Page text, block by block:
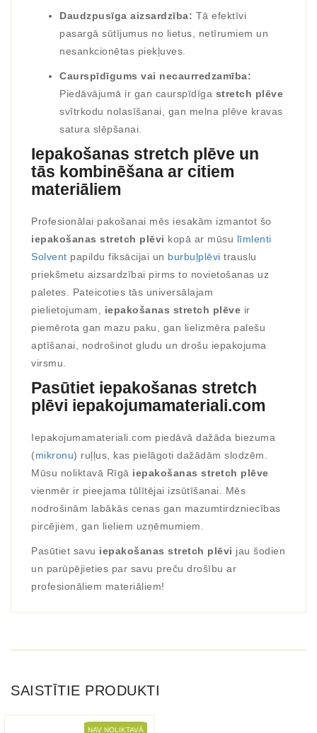
Daudzpusīga aizsardzība: Tā efektīvi
pasargā sūtījumus no lietus, netīrumiem un
nesankcionētas piekļuves.
Caurspīdīgums vai necaurredzamība:
Piedāvājumā ir gan caurspīdīga stretch plēve
svītrkodu nolasīšanai, gan melna plēve kravas
satura slēpšanai.
Iepakošanas stretch plēve un
tās kombinēšana ar citiem
materiāliem
Profesionālai pakošanai mēs iesakām izmantot šo
iepakošanas stretch plēvi kopā ar mūsu līmlenti
Solvent papildu fiksācijai un burbuļplēvi trauslu
priekšmetu aizsardzībai pirms to novietošanas uz
paletes. Pateicoties tās universālajam
pielietojumam, iepakošanas stretch plēve ir
piemērota gan mazu paku, gan lielizmēra palešu
aptīšanai, nodrošinot gludu un drošu iepakojuma
virsmu.
Pasūtiet iepakošanas stretch
plēvi iepakojumamateriali.com
Iepakojumamateriali.com piedāvā dažāda biezuma
(mikronu) ruļļus, kas pielāgoti dažādām slodzēm.
Mūsu noliktavā Rīgā iepakošanas stretch plēve
vienmēr ir pieejama tūlītējai izsūtīšanai. Mēs
nodrošinām labākās cenas gan mazumtirdzniecības
pircējiem, gan lieliem uzņēmumiem.
Pasūtiet savu iepakošanas stretch plēvi jau šodien
un parūpējieties par savu preču drošību ar
profesionāliem materiāliem!
SAISTĪTIE PRODUKTI
NAV NOLIKTAVĀ